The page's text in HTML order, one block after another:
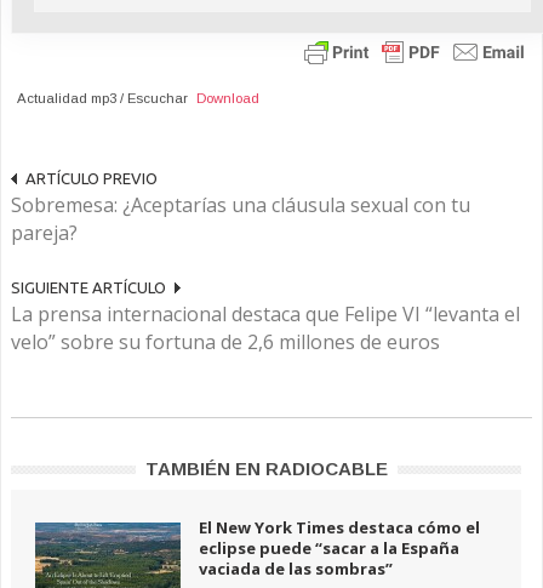
Actualidad mp3 / Escuchar Download
ARTÍCULO PREVIO
Sobremesa: ¿Aceptarías una cláusula sexual con tu
pareja?
SIGUIENTE ARTÍCULO
La prensa internacional destaca que Felipe VI “levanta el
velo” sobre su fortuna de 2,6 millones de euros
TAMBIÉN EN RADIOCABLE
El New York Times destaca cómo el
eclipse puede “sacar a la España
vaciada de las sombras”